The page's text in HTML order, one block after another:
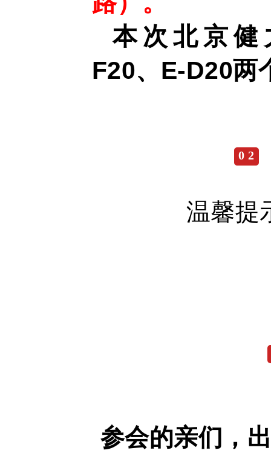
本次北京
F20、 E-D20两
0 2
温馨提
参会的亲们，